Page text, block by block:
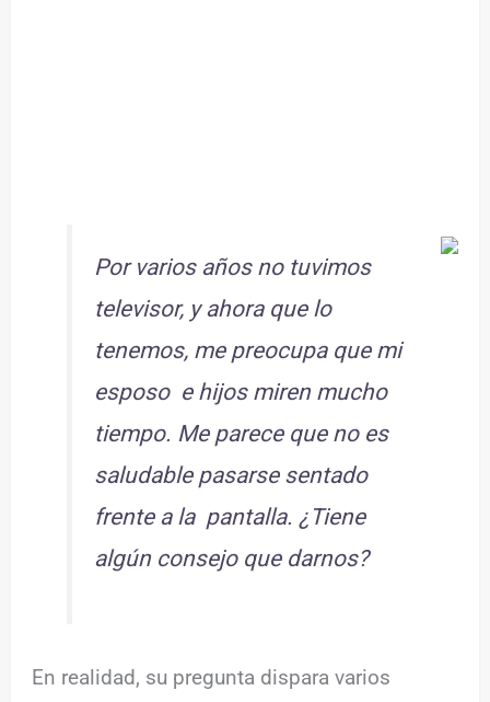
Por varios años no tuvimos
televisor, y ahora que lo
tenemos, me preocupa que mi
esposo e hijos miren mucho
tiempo. Me parece que no es
saludable pasarse sentado
frente a la pantalla. ¿Tiene
algún consejo que darnos?
En realidad, su pregunta dispara varios